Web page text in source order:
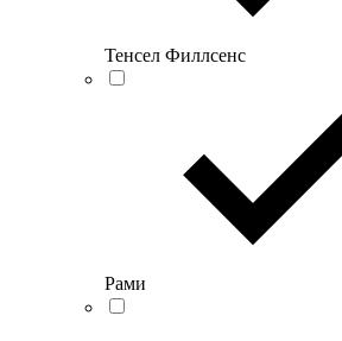
Тенсел Филлсенс
Рами